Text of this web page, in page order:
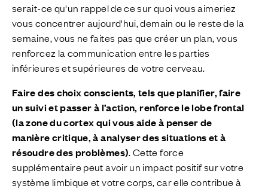
serait-ce qu'un rappel de ce sur quoi vous aimeriez
vous concentrer aujourd'hui, demain ou le reste de la
semaine, vous ne faites pas que créer un plan, vous
renforcez la communication entre les parties
inférieures et supérieures de votre cerveau.
Faire des choix conscients, tels que planifier, faire
un suivi et passer à l’action, renforce le lobe frontal
(la zone du cortex qui vous aide à penser de
manière critique, à analyser des situations et à
résoudre des problèmes). Cette force
supplémentaire peut avoir un impact positif sur votre
système limbique et votre corps, car elle contribue à